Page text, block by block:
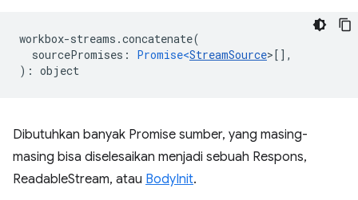
workbox-streams .concatenate(
sourcePromises : Promise<StreamSource>[],
) : object
Dibutuhkan banyak Promise sumber, yang masing-
masing bisa diselesaikan menjadi sebuah Respons,
ReadableStream, atau BodyInit.